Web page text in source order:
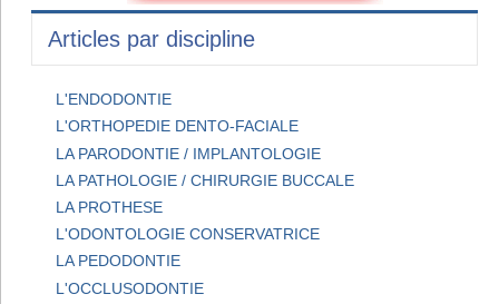
Articles par discipline
L'ENDODONTIE
L'ORTHOPEDIE DENTO-FACIALE
LA PARODONTIE / IMPLANTOLOGIE
LA PATHOLOGIE / CHIRURGIE BUCCALE
LA PROTHESE
L'ODONTOLOGIE CONSERVATRICE
LA PEDODONTIE
L'OCCLUSODONTIE